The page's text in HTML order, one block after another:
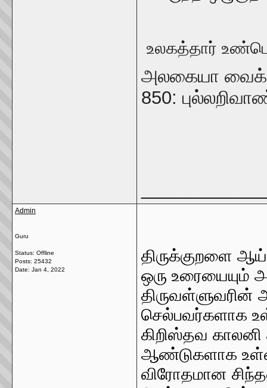
உலகத்தார்
அலகையா
850:
Admin
Guru
Status: Offline
Posts: 25432
Date: Jan 4, 2022
திருக்குறளை
ஒரு உரையையும்
திருவள்ளுவரின்
செல்பவர்களாக
கிறிஸ்தவ
ஆண்டுகளாக
விரோதமான